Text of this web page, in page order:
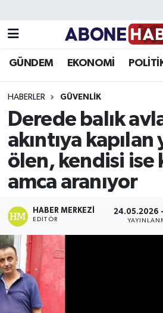
GÜNDEM EKONOMİ
HABERLER GÜVENLIK
Derede balık
akıntıya
ölen, kendisi ise
amca aranıyor
HABER MERKEZI
EDITÖR
24.05.2026 -
Asayiş
Bilim ve Teknoloji
Eğitim
Ekonomi
Süper Lig Puan Durumu ve
Tüm Manşetler